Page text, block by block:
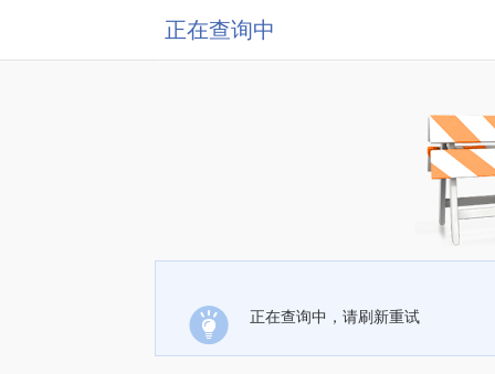
正在查询中
正在查询中，请刷新重试